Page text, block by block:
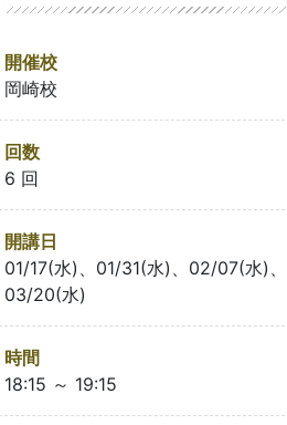
開催校
岡崎校
回数
6 回
開講日
01/17(水)、01/31(水)、02/07(水)
03/20(水)
時間
18:15 ～ 19:15